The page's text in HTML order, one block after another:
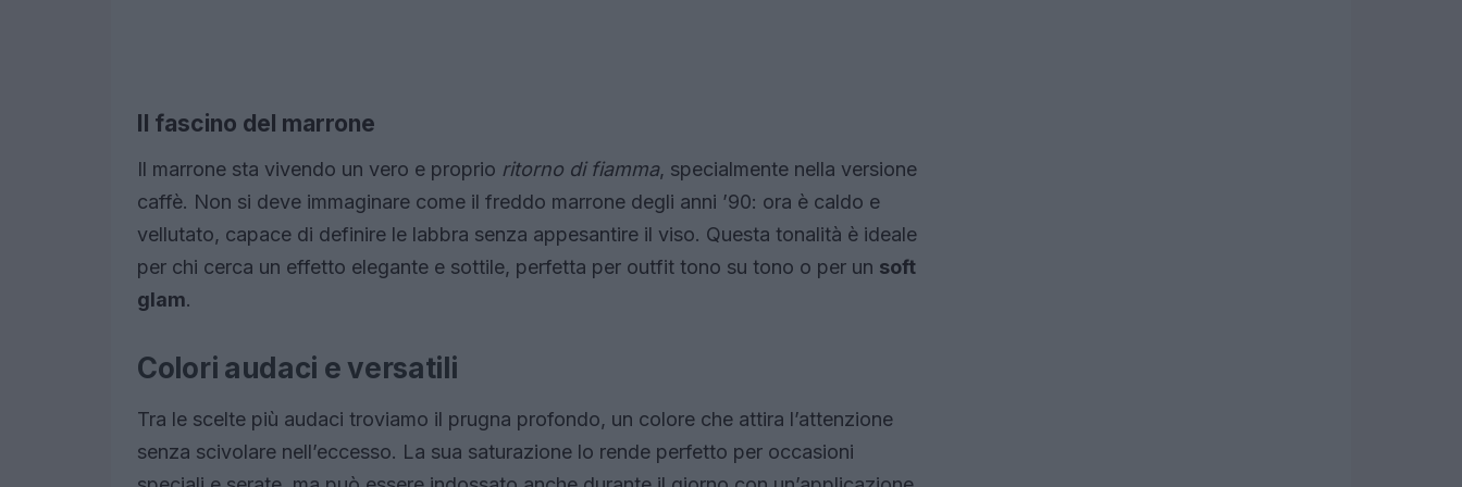
Il fascino del marrone
Il marrone sta vivendo un vero e proprio ritorno di fiamma, specialmente nella versione
caffè. Non si deve immaginare come il freddo marrone degli anni ’90: ora è caldo e
vellutato, capace di definire le labbra senza appesantire il viso. Questa tonalità è ideale
per chi cerca un effetto elegante e sottile, perfetta per outfit tono su tono o per un soft
glam.
Colori audaci e versatili
Tra le scelte più audaci troviamo il prugna profondo, un colore che attira l’attenzione
senza scivolare nell’eccesso. La sua saturazione lo rende perfetto per occasioni